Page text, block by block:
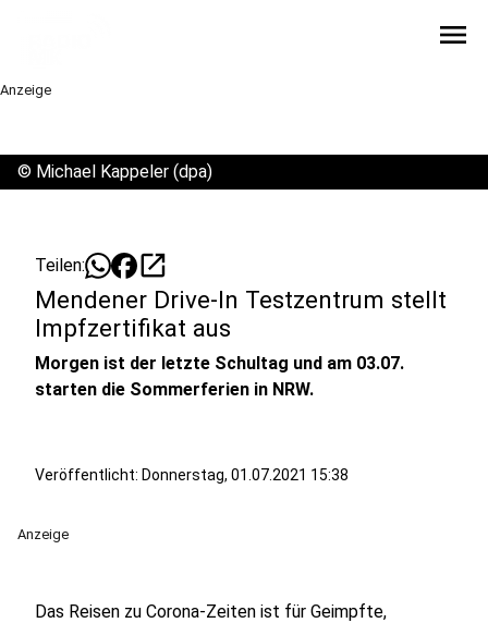
menu
Anzeige
© Michael Kappeler (dpa)
Teilen: open_in_new
Mendener Drive-In Testzentrum stellt
Impfzertifikat aus
Morgen ist der letzte Schultag und am 03.07.
starten die Sommerferien in NRW.
Veröffentlicht: Donnerstag, 01.07.2021 15:38
Anzeige
Das Reisen zu Corona-Zeiten ist für Geimpfte,